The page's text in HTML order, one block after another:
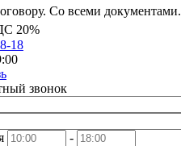
Со всеми документами.
20%
18
звонок
-